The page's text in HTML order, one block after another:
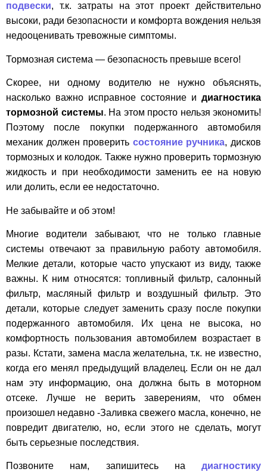
подвески, т.к. затраты на этот проект действительно
высоки, ради безопасности и комфорта вождения нельзя
недооценивать тревожные симптомы.
Тормозная система — безопасность превыше всего!
Скорее, ни одному водителю не нужно объяснять,
насколько важно исправное состояние и диагностика
тормозной системы. На этом просто нельзя экономить!
Поэтому после покупки подержанного автомобиля
механик должен проверить состояние ручника, дисков
тормозных и колодок. Также нужно проверить тормозную
жидкость и при необходимости заменить ее на новую
или долить, если ее недостаточно.
Не забывайте и об этом!
Многие водители забывают, что не только главные
системы отвечают за правильную работу автомобиля.
Мелкие детали, которые часто упускают из виду, также
важны. К ним относятся: топливный фильтр, салонный
фильтр, масляный фильтр и воздушный фильтр. Это
детали, которые следует заменить сразу после покупки
подержанного автомобиля. Их цена не высока, но
комфортность пользования автомобилем возрастает в
разы. Кстати, замена масла желательна, т.к. не известно,
когда его менял предыдущий владелец. Если он не дал
нам эту информацию, она должна быть в моторном
отсеке. Лучше не верить заверениям, что обмен
произошел недавно -Заливка свежего масла, конечно, не
повредит двигателю, но, если этого не сделать, могут
быть серьезные последствия.
Позвоните нам, запишитесь на диагностику